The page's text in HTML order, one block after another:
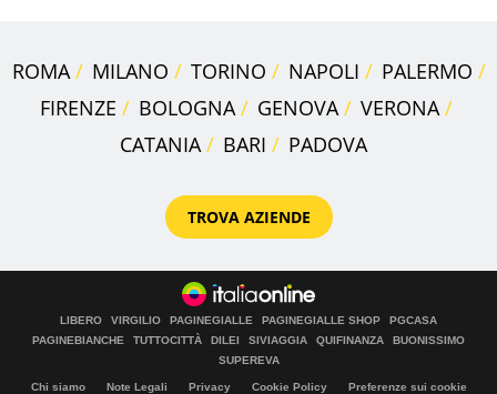
ROMA MILANO TORINO NAPOLI
PALERMO
FIRENZE
BOLOGNA GENOVA
VERONA
CATANIA
BARI PADOVA
TROVA AZIENDE
LIBERO VIRGILIO PAGINEGIALLE PAGINEGIALLE SHOP
PGCASA
PAGINEBIANCHE
TUTTOCITTÀ DILEI SIVIAGGIA QUIFINANZA
BUONISSIMO
SUPEREVA
Chi siamo Note Legali Privacy Cookie Policy
Preferenze sui cookie